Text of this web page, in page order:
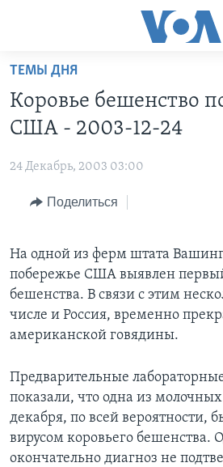
Перейти
основной
контент
навигации
поиск
ПРОГРАММЫ
НОВОСТИ ЗА МИНУТУ
ИТОГИ
ДИСКУССИЯ VOA
ДЕТАЛИ
НЬЮ-ЙОРК NEW YORK
УЧИМ АНГЛИЙСКИЙ
НАША АМЕРИКАНСКАЯ ИСТОРИЯ
АРТЕФАКТЫ
АМЕРИКАНСКИЕ ГОРОДКИ
ТЕСТЫ
ЭКСПЕРТИЗА
ИНТЕРВЬЮ
ЗА СВОБОДУ ПРЕССЫ
УЧИМ АНГЛИЙСКИЙ
ВИДЕО
ПОДПИСКА НА НОВОСТИ
Learning English
СОЦИАЛЬНЫЕ СЕТИ
ТЕМЫ ДНЯ
Коровье бешенство
США - 2003-12-24
24 Декабрь, 2003 03:00
Поделиться
На одной из ферм штата
побережье США выявлен
бешенства. В связи с этим
числе и Россия, временно
американской говядины.
Предварительные
показали, что одна из
декабря, по всей вероятности,
вирусом коровьего бешенства.
окончательно диагноз не